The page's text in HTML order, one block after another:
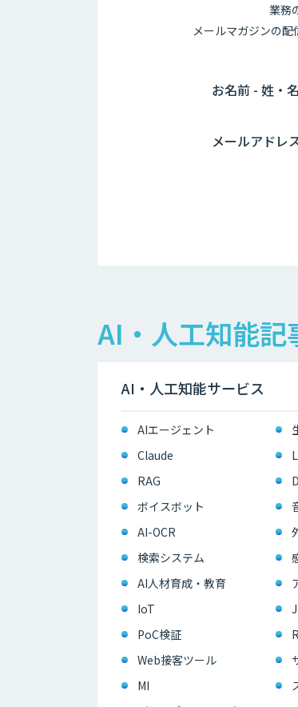
業務
メールマガジンの
お名前 - 姓・名
メールアドレ
AI・人工知能記
AI・人工知能サービス
AIエージェント
Claude
RAG
ボイスボット
AI-OCR
検索システム
AI人材育成・教育
IoT
PoC検証
Web接客ツール
MI